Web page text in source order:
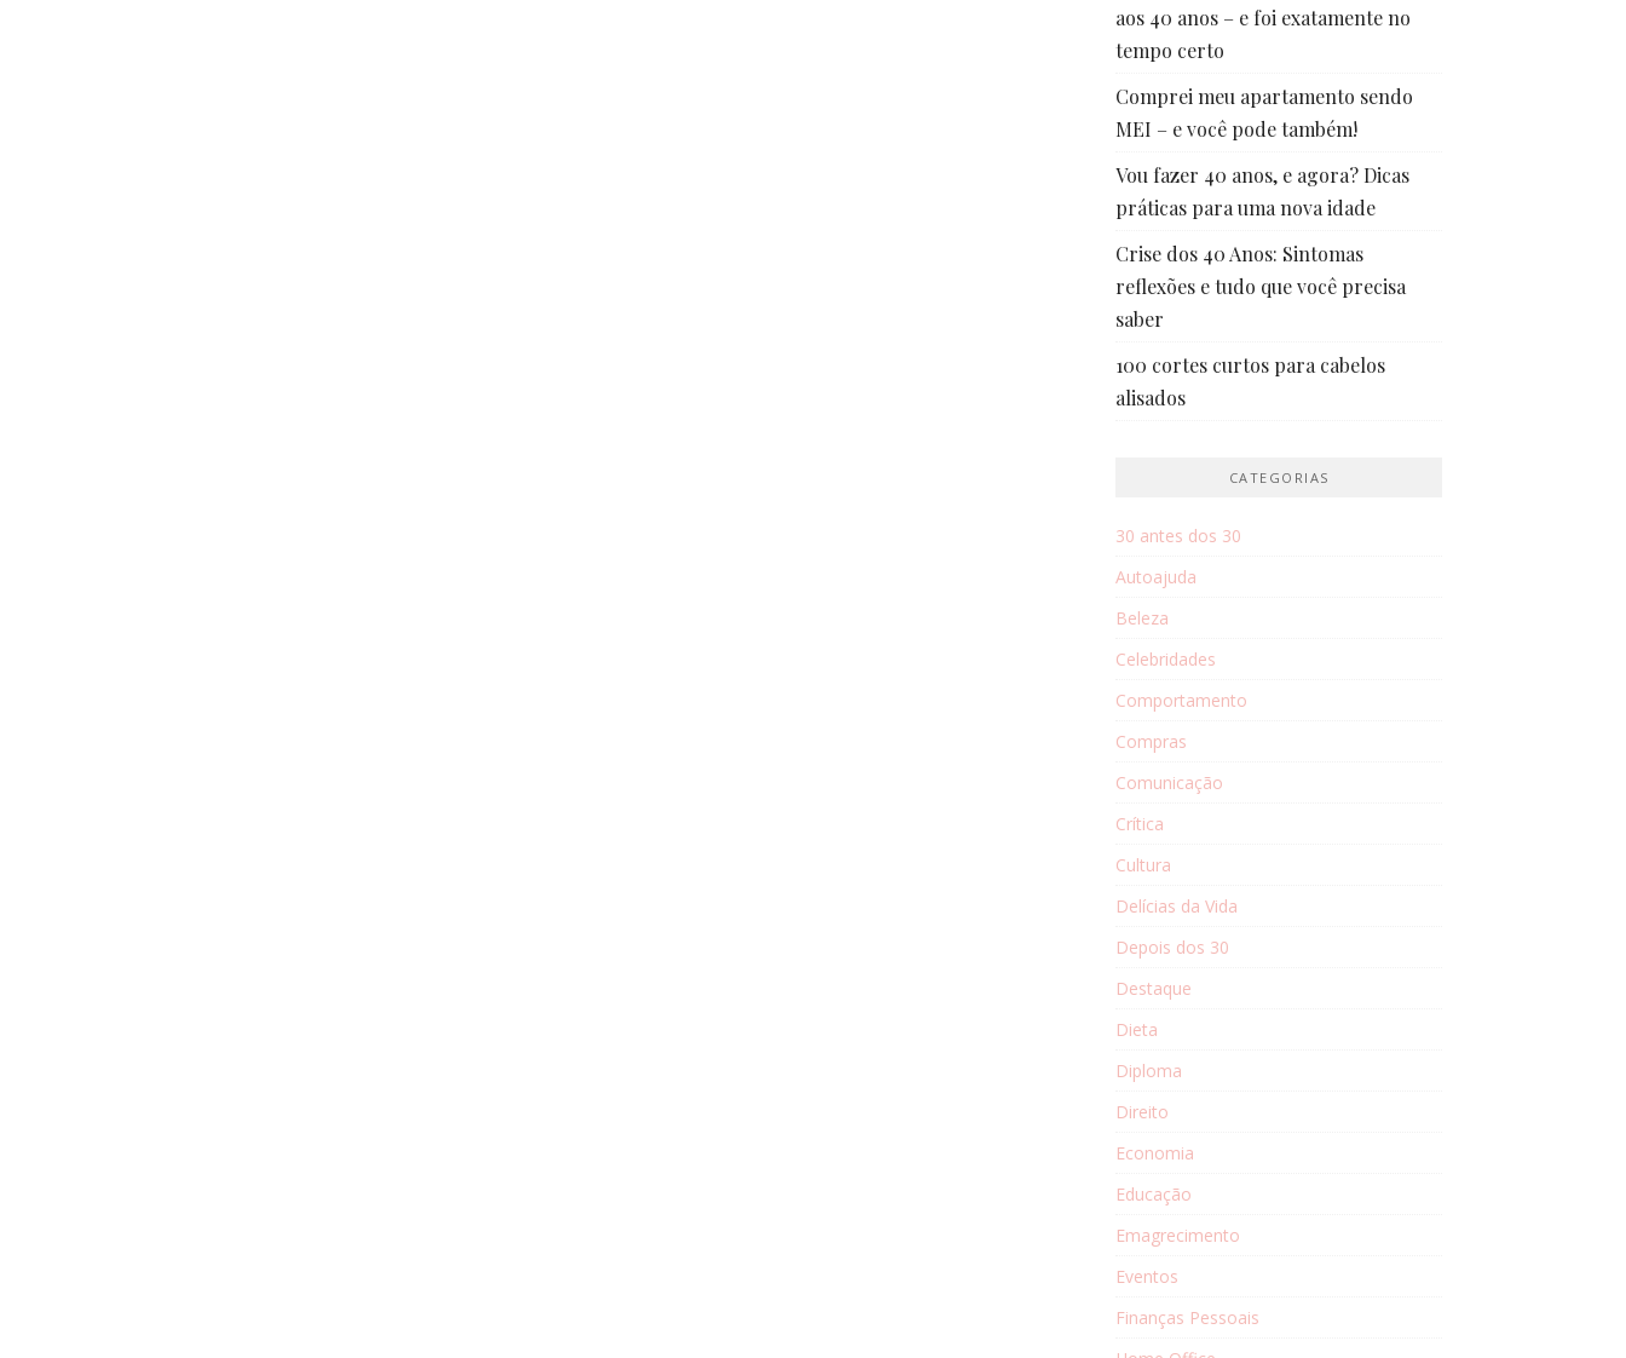
aos 40 anos – e foi exatamente no
tempo certo
Comprei meu apartamento sendo
MEI – e você pode também!
Vou fazer 40 anos, e agora? Dicas
práticas para uma nova idade
Crise dos 40 Anos: Sintomas
reflexões e tudo que você precisa
saber
100 cortes curtos para cabelos
alisados
CATEGORIAS
30 antes dos 30
Autoajuda
Beleza
Celebridades
Comportamento
Compras
Comunicação
Crítica
Cultura
Delícias da Vida
Depois dos 30
Destaque
Dieta
Diploma
Direito
Economia
Educação
Emagrecimento
Eventos
Finanças Pessoais